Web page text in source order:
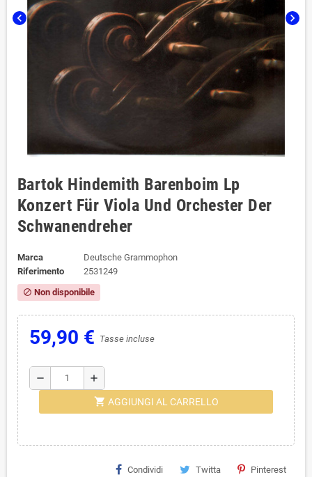
chevron_left chevron_right
Bartok Hindemith Barenboim Lp
Konzert Für Viola Und Orchester Der
Schwanendreher
Marca
Deutsche Grammophon
Riferimento
2531249
block Non disponibile
59,90 € Tasse incluse
remove add
shopping_cart AGGIUNGI AL CARRELLO
Condividi Twitta Pinterest